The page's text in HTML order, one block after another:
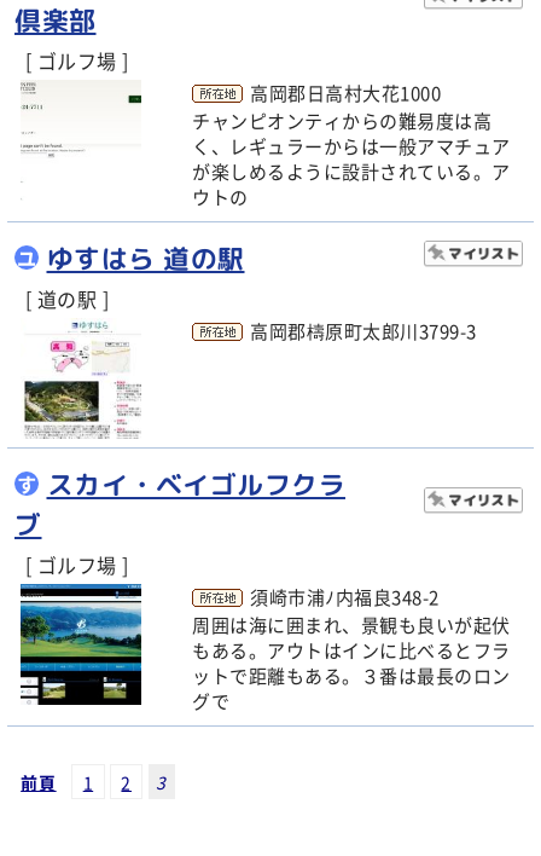
倶楽部
[ ゴルフ場 ]
高岡郡日高村大花1000
チャンピオンティからの難易度は高
く、レギュラーからは一般アマチュア
が楽しめるように設計されている。ア
ウトの
ユ ゆすはら 道の駅
[ 道の駅 ]
高岡郡檮原町太郎川3799-3
す スカイ・ベイゴルフクラ
ブ
[ ゴルフ場 ]
須崎市浦ﾉ内福良348-2
周囲は海に囲まれ、景観も良いが起伏
もある。アウトはインに比べるとフラ
ットで距離もある。３番は最長のロン
グで
前頁 1 2 3